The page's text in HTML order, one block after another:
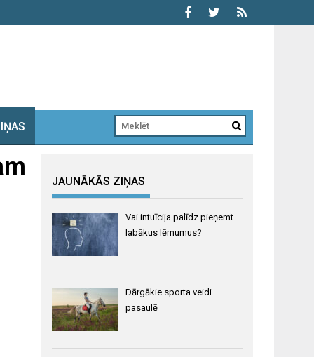
JAUNĀKĀS ZIŅAS
Vai intuīcija palīdz pieņemt
labākus lēmumus?
Dārgākie sporta veidi
pasaulē